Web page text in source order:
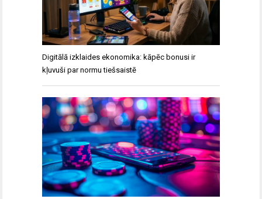
Digitālā izklaides ekonomika: kāpēc bonusi ir
kļuvuši par normu tiešsaistē